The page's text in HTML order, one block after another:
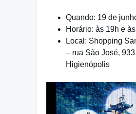
Quando: 19 de
Horário: às 19h e
Local: Shopping
– rua São José,
Higienópolis